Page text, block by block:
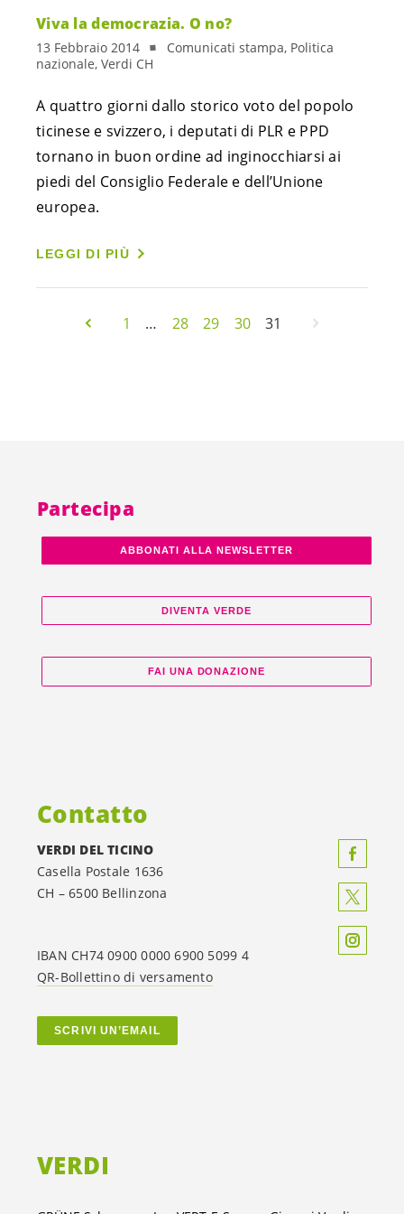
Viva la democrazia. O no?
13 Febbraio 2014
Comunicati stampa, Politica
nazionale, Verdi CH
A quattro giorni dallo storico voto del popolo
ticinese e svizzero, i deputati di PLR e PPD
tornano in buon ordine ad inginocchiarsi ai
piedi del Consiglio Federale e dell’Unione
europea.
LEGGI DI PIÙ
1 … 28 29 30 31
VERDI
Partecipa
ABBONATI ALLA NEWSLETTER
DIVENTA VERDE
FAI UNA DONAZIONE
Contatto
VERDI DEL TICINO
Casella Postale 1636
CH – 6500 Bellinzona
IBAN CH74 0900 0000 6900 5099 4
QR-Bollettino di versamento
SCRIVI UN’EMAIL